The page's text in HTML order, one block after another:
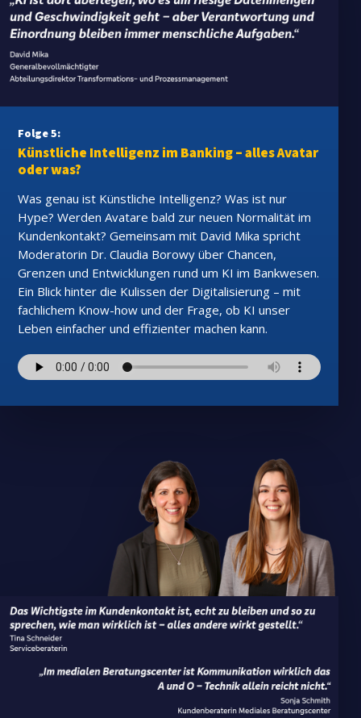
Folge 5:
Künstliche Intelligenz im Banking – alles Avatar
oder was?
Was genau ist Künstliche Intelligenz? Was ist nur
Hype? Werden Avatare bald zur neuen Normalität im
Kundenkontakt? Gemeinsam mit David Mika spricht
Moderatorin Dr. Claudia Borowy über Chancen,
Grenzen und Entwicklungen rund um KI im Bankwesen.
Ein Blick hinter die Kulissen der Digitalisierung – mit
fachlichem Know-how und der Frage, ob KI unser
Leben einfacher und effizienter machen kann.